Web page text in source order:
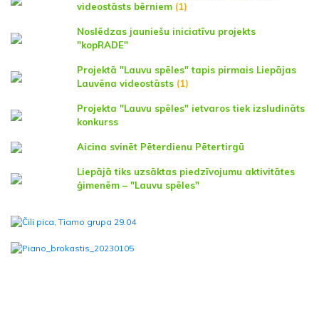
videostāsts bērniem (1)
Noslēdzas jauniešu iniciatīvu projekts
"kopRADE"
Projektā "Lauvu spēles" tapis pirmais Liepājas
Lauvēna videostāsts (1)
Projekta "Lauvu spēles" ietvaros tiek izsludināts
konkurss
Aicina svinēt Pēterdienu Pētertirgū
Liepājā tiks uzsāktas piedzīvojumu aktivitātes
ģimenēm – "Lauvu spēles"